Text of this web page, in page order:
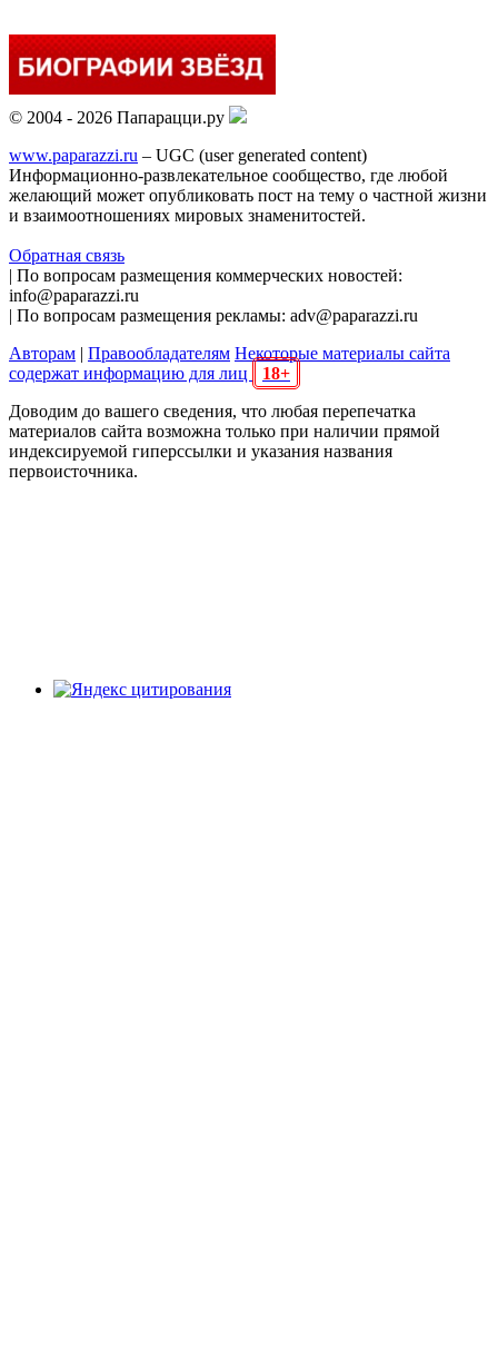
© 2004 - 2026 Папарацци.ру
www.paparazzi.ru – UGC (user generated content)
Информационно-развлекательное сообщество, где любой
желающий может опубликовать пост на тему о частной жизни
и взаимоотношениях мировых знаменитостей.
Обратная связь
| По вопросам размещения коммерческих новостей:
info@paparazzi.ru
| По вопросам размещения рекламы: adv@paparazzi.ru
Авторам | Правообладателям Некоторые материалы сайта
содержат информацию для лиц
18+
Доводим до вашего сведения, что любая перепечатка
материалов сайта возможна только при наличии прямой
индексируемой гиперссылки и указания названия
первоисточника.